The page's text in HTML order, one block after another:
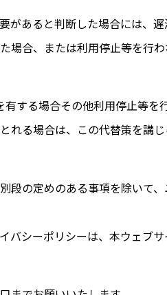
あると判断した場合には、
場合、または利用停止等を行
する場合その他利用停止等
る場合は、この代替策を講じ
段の定めのある事項を除いて
シーポリシーは、本ウェブ